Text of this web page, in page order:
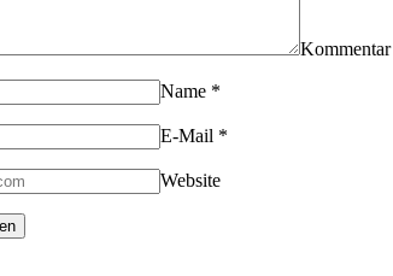
Kommentar
Name *
E-Mail *
Website